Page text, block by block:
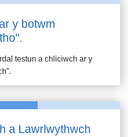
y botwm
testun a chliciwch ar y
a Lawrlwythwch